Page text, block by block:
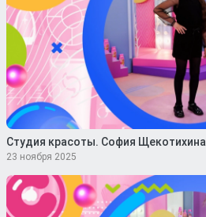
Студия красоты. София Щекотихина
23 ноября 2025